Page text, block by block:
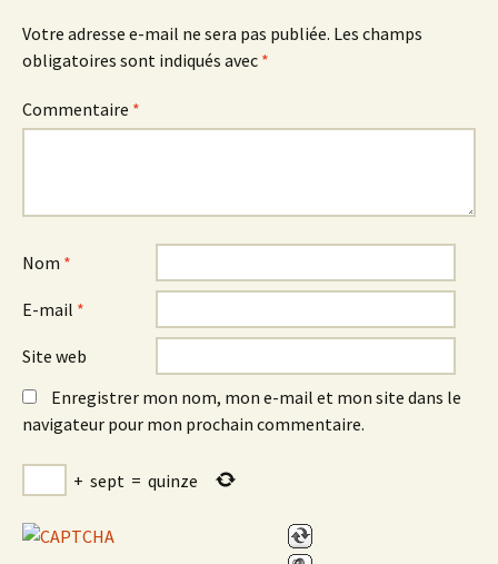
Votre adresse e-mail ne sera pas publiée. Les champs
obligatoires sont indiqués avec *
Commentaire *
Nom *
E-mail *
Site web
Enregistrer mon nom, mon e-mail et mon site dans le
navigateur pour mon prochain commentaire.
+ sept = quinze